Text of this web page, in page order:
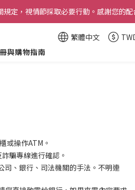
未符合資格之訂單將由系統自動取消。
定，視情節採取必要行動。感謝您的配
，未符合資格之訂單將由系統自動取消。
繁體中文
與購物指南
或操作ATM。
騙專線進行確認。
司、銀行、司法機關的手法。不明連